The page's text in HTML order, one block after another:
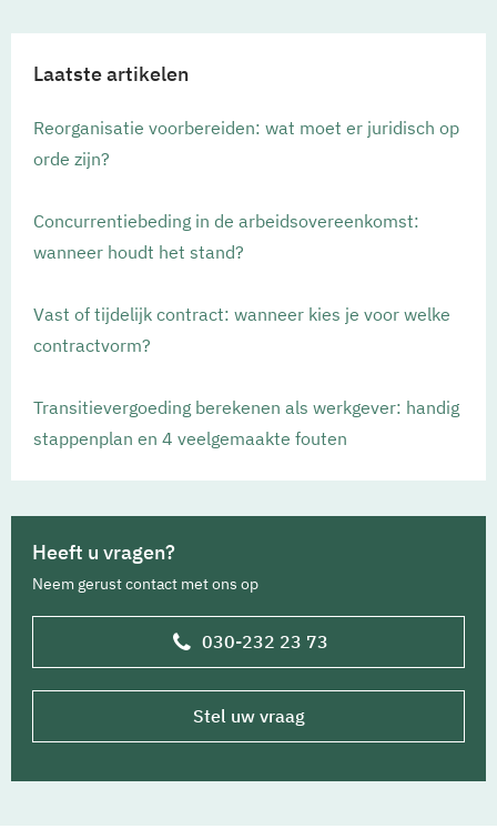
Laatste artikelen
Reorganisatie voorbereiden: wat moet er juridisch op
orde zijn?
Concurrentiebeding in de arbeidsovereenkomst:
wanneer houdt het stand?
Vast of tijdelijk contract: wanneer kies je voor welke
contractvorm?
Transitievergoeding berekenen als werkgever: handig
stappenplan en 4 veelgemaakte fouten
Heeft u vragen?
Neem gerust contact met ons op
030-232 23 73
Stel uw vraag